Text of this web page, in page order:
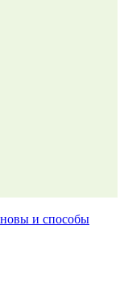
и способы